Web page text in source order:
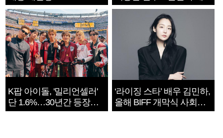
지는 ‘전쟁 속죄’
K팝 아이돌, '밀리언셀러'
단 1.6%…30년간 등장
1182개팀 전수조사
‘라이징 스타’ 배우 김민하,
올해 BIFF 개막식 사회자
확정